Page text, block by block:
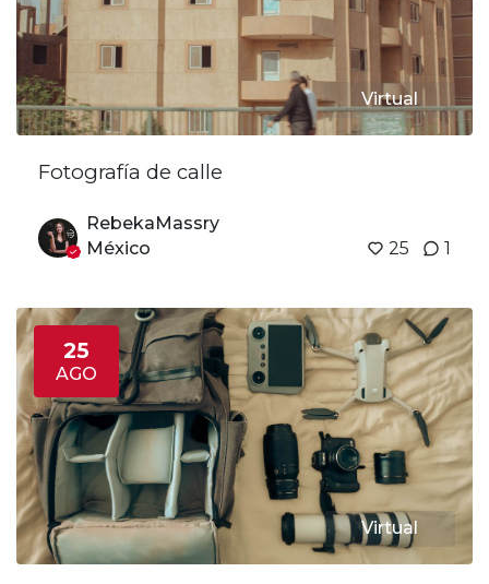
Virtual
Fotografía de calle
RebekaMassry
México
25 1
25
AGO
Virtual